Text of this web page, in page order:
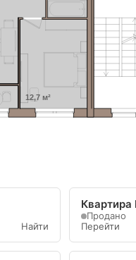
12,7 м²
Найти
Продано
Перейти